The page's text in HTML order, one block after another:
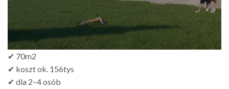
✔ 70m2
✔ koszt ok. 156tys
✔ dla 2–4 osób